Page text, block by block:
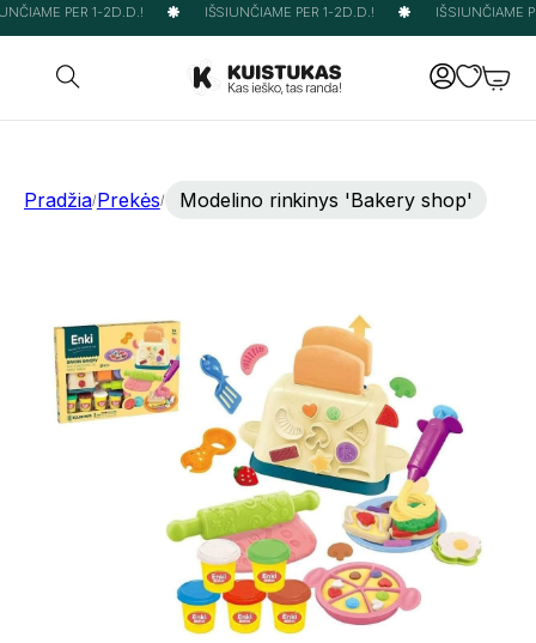
PER 1-2D.D.! IŠSIUNČIAME PER 1-2D.D.! IŠSIUNČIAME
Pradžia/Prekės/ Modelino rinkinys 'Bakery shop'